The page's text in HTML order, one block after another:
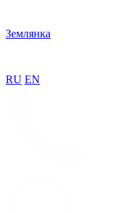
Землянка
RU EN